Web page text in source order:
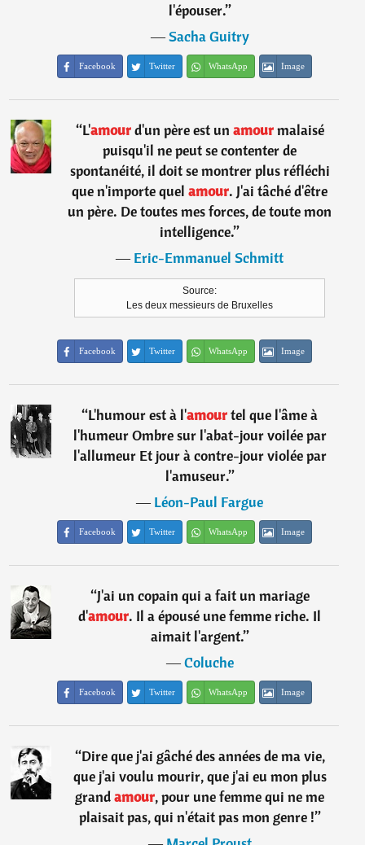
l'épouser.”
―Sacha Guitry
Facebook Twitter WhatsApp Image
“L'amourd'un père est un amourmalaisé
puisqu'il ne peut se contenter de
spontanéité, il doit se montrer plus réfléchi
que n'importe quelamour. J'ai tâché d'être
un père. De toutes mes forces, de toute mon
intelligence.”
―Eric-Emmanuel Schmitt
Source:
Les deux messieurs de Bruxelles
Facebook Twitter WhatsApp Image
“L'humour est à l'amourtel que l'âme à
l'humeur Ombre sur l'abat-jour voilée par
l'allumeur Et jour à contre-jour violée par
l'amuseur.”
―Léon-Paul Fargue
Facebook Twitter WhatsApp Image
“J'ai un copain qui a fait un mariage
d'amour. Il a épousé une femme riche. Il
aimait l'argent.”
―Coluche
Facebook Twitter WhatsApp Image
“Dire que j'ai gâché des années de ma vie,
que j'ai voulu mourir, que j'ai eu mon plus
grandamour, pour une femme qui ne me
plaisait pas, qui n'était pas mon genre !”